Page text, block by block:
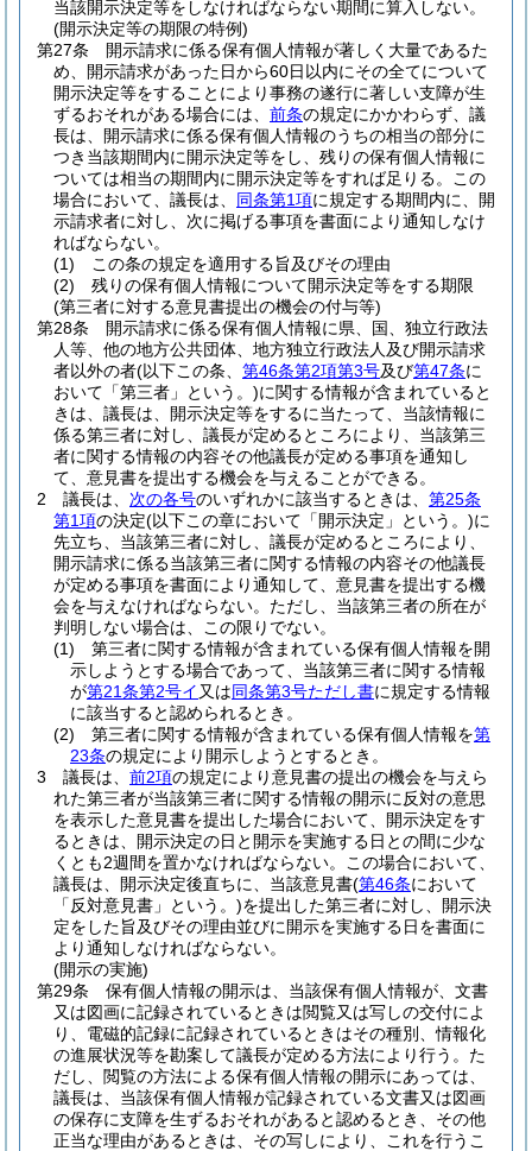
当該開示決定等をしなければならない期間に算入しない。
(開示決定等の期限の特例)
第27条
開示請求に係る保有個人情報が著しく大量であるた
め、開示請求があった日から60日以内にその全てについて
開示決定等をすることにより事務の遂行に著しい支障が生
ずるおそれがある場合には、 前条の規定にかかわらず、議
長は、開示請求に係る保有個人情報のうちの相当の部分に
つき当該期間内に開示決定等をし、残りの保有個人情報に
ついては相当の期間内に開示決定等をすれば足りる。
この
場合において、議長は、 同条第1項に規定する期間内に、開
示請求者に対し、次に掲げる事項を書面により通知しなけ
ればならない。
(1)
この条の規定を適用する旨及びその理由
(2)
残りの保有個人情報について開示決定等をする期限
(第三者に対する意見書提出の機会の付与等)
第28条
開示請求に係る保有個人情報に県、国、独立行政法
人等、他の地方公共団体、地方独立行政法人及び開示請求
者以外の者(以下この条、 第46条第2項第3号及び第47条に
おいて「第三者」という。)に関する情報が含まれていると
きは、議長は、開示決定等をするに当たって、当該情報に
係る第三者に対し、議長が定めるところにより、当該第三
者に関する情報の内容その他議長が定める事項を通知し
て、意見書を提出する機会を与えることができる。
2
議長は、 次の各号のいずれかに該当するときは、 第25条
第1項の決定(以下この章において「開示決定」という。)に
先立ち、当該第三者に対し、議長が定めるところにより、
開示請求に係る当該第三者に関する情報の内容その他議長
が定める事項を書面により通知して、意見書を提出する機
会を与えなければならない。 ただし、当該第三者の所在が
判明しない場合は、この限りでない。
(1)
第三者に関する情報が含まれている保有個人情報を開
示しようとする場合であって、当該第三者に関する情報
が第21条第2号イ 又は同条第3号ただし書に規定する情報
に該当すると認められるとき。
(2)
第三者に関する情報が含まれている保有個人情報を第
23条の規定により開示しようとするとき。
3
議長は、 前2項の規定により意見書の提出の機会を与えら
れた第三者が当該第三者に関する情報の開示に反対の意思
を表示した意見書を提出した場合において、開示決定をす
るときは、開示決定の日と開示を実施する日との間に少な
くとも2週間を置かなければならない。
この場合において、
議長は、開示決定後直ちに、当該意見書(第46条において
「反対意見書」という。)を提出した第三者に対し、開示決
定をした旨及びその理由並びに開示を実施する日を書面に
より通知しなければならない。
(開示の実施)
第29条
保有個人情報の開示は、当該保有個人情報が、文書
又は図画に記録されているときは閲覧又は写しの交付によ
り、電磁的記録に記録されているときはその種別、情報化
の進展状況等を勘案して議長が定める方法により行う。 た
だし、閲覧の方法による保有個人情報の開示にあっては、
議長は、当該保有個人情報が記録されている文書又は図画
の保存に支障を生ずるおそれがあると認めるとき、その他
正当な理由があるときは、その写しにより、これを行うこ